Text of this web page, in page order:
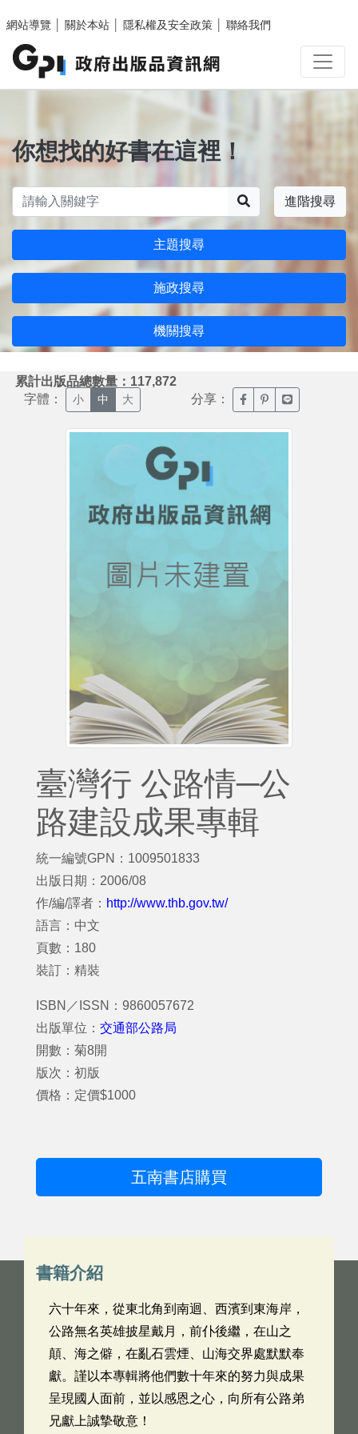
網站導覽
關於本站 隱私權及安全政策 聯絡我們
你想找的好書在這裡！
進階搜尋
主題搜尋
施政搜尋
機關搜尋
累計出版品總數量：117,872
字體： 小 中 大 分享： 臉書分享(另開新視窗)
噗浪分享(另開新
Line分享(另
臺灣行 公路情─公
路建設成果專輯
統一編號GPN：1009501833
出版日期：2006/08
作/編/譯者： http://www.thb.gov.tw/
語言：中文
頁數：180
裝訂：精裝
ISBN／ISSN：9860057672
出版單位： 交通部公路局
開數：菊8開
版次：初版
價格：定價$1000
五南書店購買
書籍介紹
六十年來，從東北角到南迴、西濱到東海岸，
公路無名英雄披星戴月，前仆後繼，在山之
顛、海之僻，在亂石雲煙、山海交界處默默奉
獻。謹以本專輯將他們數十年來的努力與成果
呈現國人面前，並以感恩之心，向所有公路弟
兄獻上誠摯敬意！